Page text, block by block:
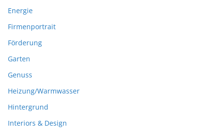
Energie
Firmenportrait
Förderung
Garten
Genuss
Heizung/Warmwasser
Hintergrund
Interiors & Design